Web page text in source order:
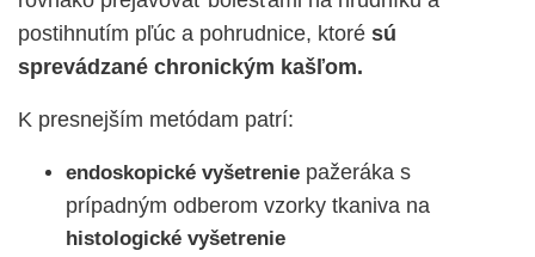
postihnutím pľúc a pohrudnice, ktoré sú
sprevádzané chronickým kašľom.
K presnejším metódam patrí:
endoskopické vyšetrenie pažeráka s
prípadným odberom vzorky tkaniva na
histologické vyšetrenie